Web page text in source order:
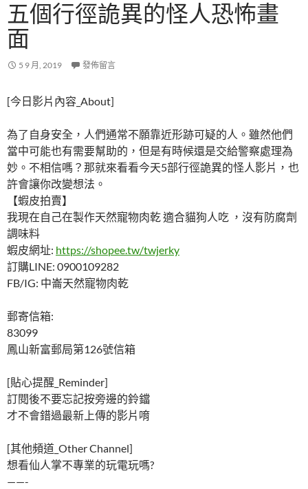
五個行徑詭異的怪人恐怖畫
面
5 9 月, 2019 發佈留言
[今日影片內容_About]
為了自身安全，人們通常不願靠近形跡可疑的人。雖然他們
當中可能也有需要幫助的，但是有時候還是交給警察處理為
妙。不相信嗎？那就來看看今天5部行徑詭異的怪人影片，也
許會讓你改變想法。
【蝦皮拍賣】
我現在自己在製作天然寵物肉乾 適合貓狗人吃 ，沒有防腐劑
調味料
蝦皮網址: https://shopee.tw/twjerky
訂購LINE: 0900109282
FB/IG: 中崙天然寵物肉乾
郵寄信箱:
83099
鳳山新富郵局第126號信箱
[貼心提醒_Reminder]
訂閱後不要忘記按旁邊的鈴鐺
才不會錯過最新上傳的影片唷
[其他頻道_Other Channel]
想看仙人掌不專業的玩電玩嗎?
——-